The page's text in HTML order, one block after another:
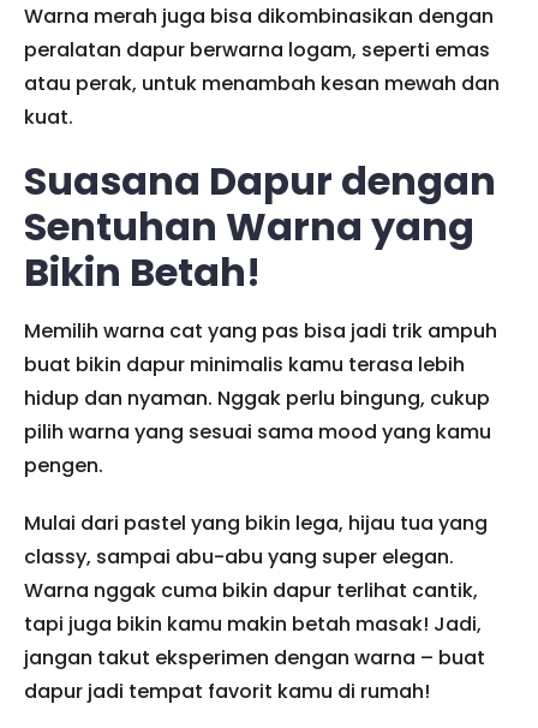
Warna merah juga bisa dikombinasikan dengan
peralatan dapur berwarna logam, seperti emas
atau perak, untuk menambah kesan mewah dan
kuat.
Suasana Dapur dengan
Sentuhan Warna yang
Bikin Betah!
Memilih warna cat yang pas bisa jadi trik ampuh
buat bikin dapur minimalis kamu terasa lebih
hidup dan nyaman. Nggak perlu bingung, cukup
pilih warna yang sesuai sama mood yang kamu
pengen.
Mulai dari pastel yang bikin lega, hijau tua yang
classy, sampai abu-abu yang super elegan.
Warna nggak cuma bikin dapur terlihat cantik,
tapi juga bikin kamu makin betah masak! Jadi,
jangan takut eksperimen dengan warna – buat
dapur jadi tempat favorit kamu di rumah!